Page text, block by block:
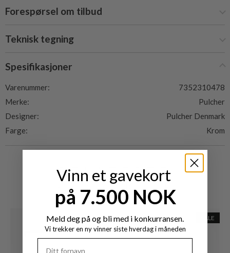
Forespørsel om tilbud
Teknisk tegning
Spesifikasjoner
Varenummer:
7352310478
Merke:
Pulcher
Designer:
Pulcher Denmark
Farge:
Krom
RELATERTE
PRODUKTER
SALE
Vinn et gavekort
på 7.500 NOK
Meld deg på og bli med i konkurransen.
Vi trekker en ny vinner siste hverdag i måneden